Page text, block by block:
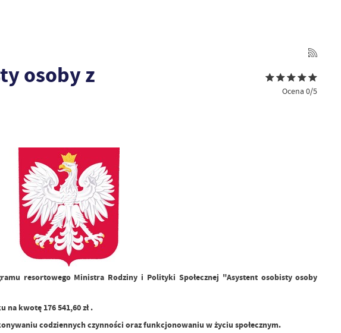
osoby z
Ocena 0/5
resortowego Ministra Rodziny i Polityki Społecznej "Asystent osobisty osoby
kwotę 176 541,60 zł .
codziennych czynności oraz funkcjonowaniu w życiu społecznym.